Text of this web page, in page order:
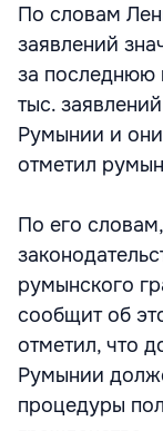
По словам
заявлений
за последнюю
тыс.
Румынии и
отметил
По его
румынского
сообщит об
отметил, что
Румынии
процедуры